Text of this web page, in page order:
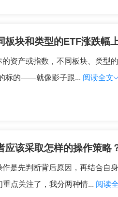
块和类型的ETF涨跌幅
资产或指数，不同板块、类型
标的——就像影子跟... 阅读全文
应该采取怎样的操作策略
是先判断背后原因，再结合自
点关注了，我分两种情... 阅读